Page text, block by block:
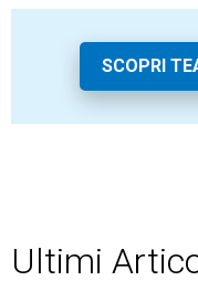
SCOPRI
Ultimi